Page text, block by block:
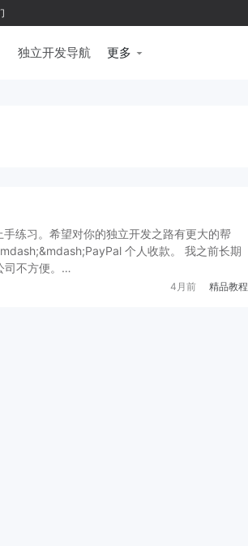
独立开发导航 更多
练习。希望对你的独立开发之路有更大的帮
个人收款。 我之前长期
司不方便。…
4月前 精品教程